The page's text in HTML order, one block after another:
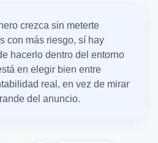
crezca sin meterte
con más riesgo, sí hay
hacerlo dentro del entorno
en elegir bien entre
real, en vez de mirar
del anuncio.